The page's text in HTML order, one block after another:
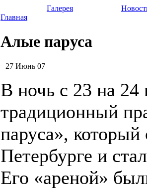
Галерея
Главная
Алые паруса
27 Июнь 07
В ночь с 23 на 24
традиционный
паруса», который
Петербурге и
Его «ареной»